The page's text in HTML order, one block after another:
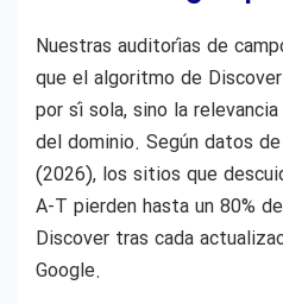
Nuestras auditorías de
que el algoritmo de
por sí sola, sino la
del dominio. Según datos de
(2026), los sitios que
A-T pierden hasta un 80%
Discover tras cada
Google.